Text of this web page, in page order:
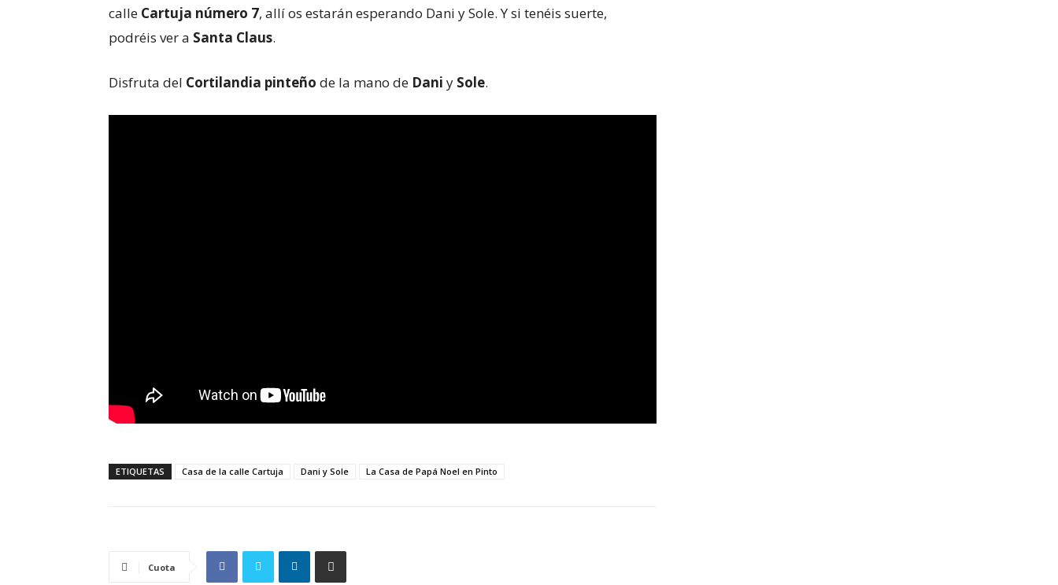
calle Cartuja número 7, allí os estarán esperando Dani y Sole. Y si tenéis suerte,
podréis ver a Santa Claus.
Disfruta del Cortilandia pinteño de la mano de Dani y Sole.
ETIQUETAS Casa de la calle Cartuja Dani y Sole La Casa de Papá Noel en Pinto
Cuota